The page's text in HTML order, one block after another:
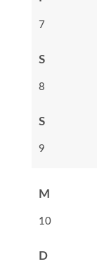
7
S
8
S
9
M
10
D